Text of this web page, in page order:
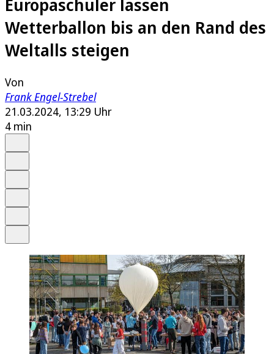
Europaschüler lassen
Wetterballon bis an den Rand des
Weltalls steigen
Von
Frank Engel-Strebel
21.03.2024, 13:29 Uhr
4 min